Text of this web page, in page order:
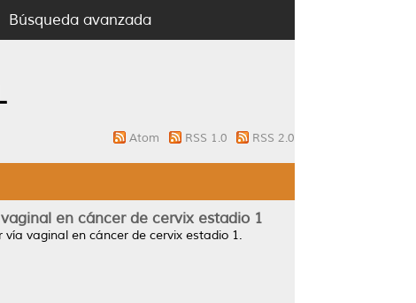
Búsqueda avanzada
Atom RSS 1.0 RSS 2.0
en cáncer de cervix estadio 1
vaginal en cáncer de cervix estadio 1.